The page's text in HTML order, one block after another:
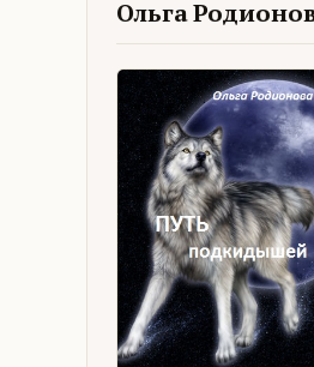
Ольга